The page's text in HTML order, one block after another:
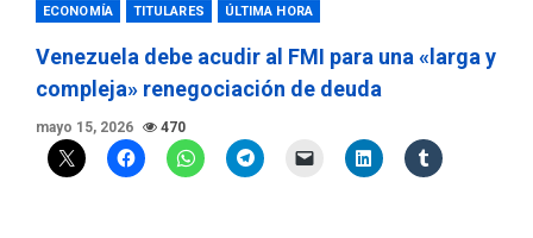
ECONOMÍA TITULARES ÚLTIMA HORA
Venezuela debe acudir al FMI para una «larga y
compleja» renegociación de deuda
mayo 15, 2026 470